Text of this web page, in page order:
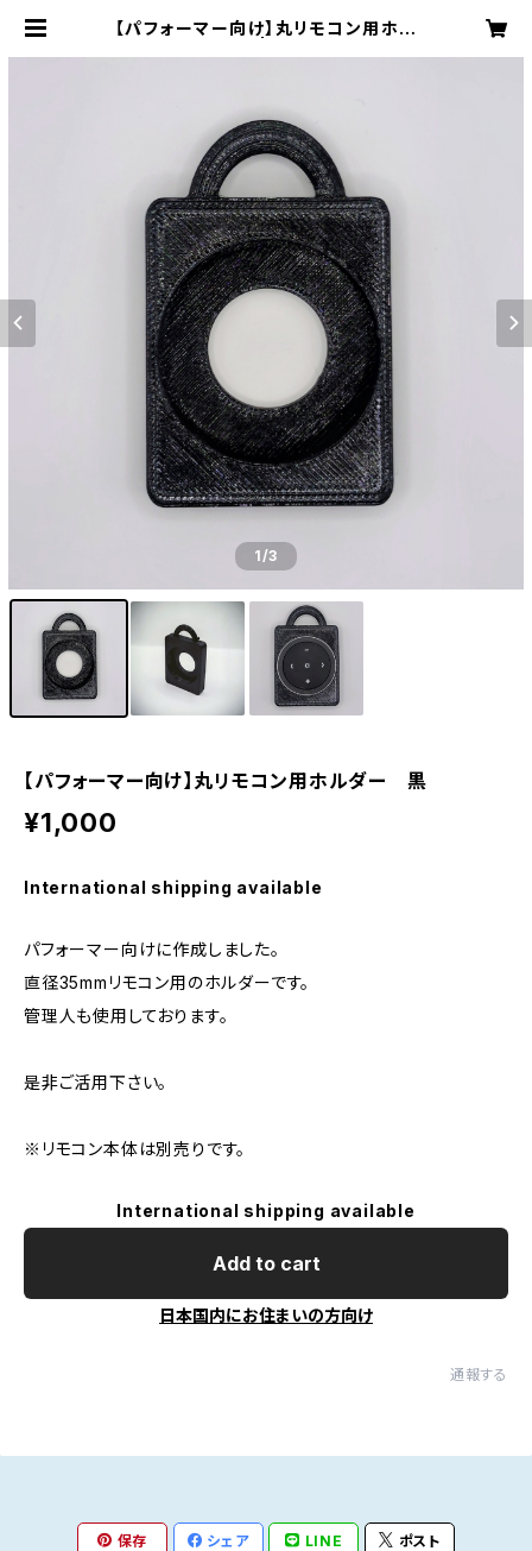
【パフォーマー向け】丸リモコン用ホル
1/3
【パフォーマー向け】丸リモコン用ホルダー 黒
¥1,000
International shipping available
パフォーマー向けに作成しました。
直径35mmリモコン用のホルダーです。
管理人も使用しております。
是非ご活用下さい。
※リモコン本体は別売りです。
International shipping available
Add to cart
日本国内にお住まいの方向け
通報する
保存 シェア LINE ポスト